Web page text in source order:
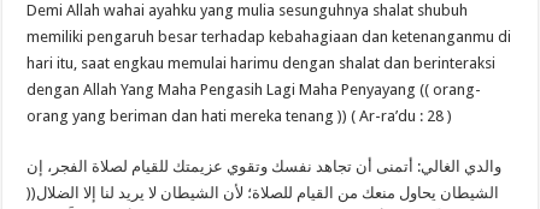
Demi Allah wahai ayahku yang mulia sesunguhnya shalat shubuh
memiliki pengaruh besar terhadap kebahagiaan dan ketenanganmu di
hari itu, saat engkau memulai harimu dengan shalat dan berinteraksi
dengan Allah Yang Maha Pengasih Lagi Maha Penyayang (( orang-
orang yang beriman dan hati mereka tenang )) ( Ar-ra’du : 28 )
والدي الغالي: أتمنى أن تجاهد نفسك وتقوي عزيمتك للقيام لصلاة الفجر، إن
الشيطان يحاول منعك من القيام للصلاة؛ لأن الشيطان لا يريد لنا إلا الضلال((